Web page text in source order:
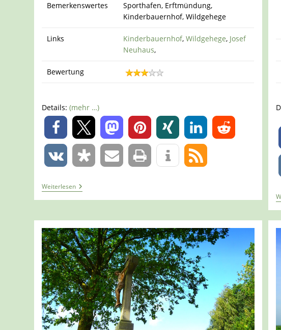
Bemerkenswertes
Sporthafen, Erftmündung,
Kinderbauernhof, Wildgehege
Links Kinderbauernhof,Wildgehege, Josef
Neuhaus,
Bewertung
Details: (mehr …)
0
0
WeiterlesenTour
1386
–
–
Auf
Dem
A8
Entlang
An
Rhein
Und
Erft